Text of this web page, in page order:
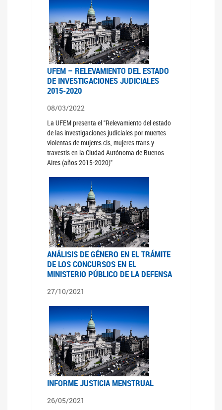
UFEM – RELEVAMIENTO DEL ESTADO
DE INVESTIGACIONES JUDICIALES
2015-2020
08/03/2022
La UFEM presenta el "Relevamiento del estado
de las investigaciones judiciales por muertes
violentas de mujeres cis, mujeres trans y
travestis en la Ciudad Autónoma de Buenos
Aires (años 2015-2020)"
ANÁLISIS DE GÉNERO EN EL TRÁMITE
DE LOS CONCURSOS EN EL
MINISTERIO PÚBLICO DE LA DEFENSA
27/10/2021
INFORME JUSTICIA MENSTRUAL
26/05/2021